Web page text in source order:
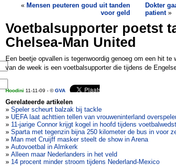
« Mensen peuteren goud uit tanden
voor geld
Dokter
patient»
Voetbalsupporter poetst
Chelsea-Man United
Een beetje opvallen is tegenwoordig genoeg om een hit te
van de week is een voetbalsupporter die tijdens de
Hoodini 11-11-09 - ©GVA
Gerelateerde artikelen
» Speler scheurt balzak bij tackle
» UEFA laat achttien tellen van vrouweninterland
» 11-jarige Connor krijgt kogel in hoofd tijdens
» Sparta met tegenzin bijna 250 kilometer de bus in voor
» Man met Cruijff masker steelt de show in Arena
» Autovoetbal in Almkerk
» Alleen maar Nederlanders in het veld
» 14 procent minder stroom tijdens Nederland-Mexico